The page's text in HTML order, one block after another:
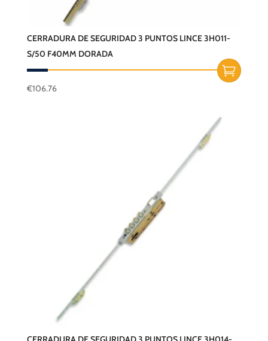
CERRADURA DE SEGURIDAD 3 PUNTOS LINCE 3H011-
S/50 F40MM DORADA
€106.76